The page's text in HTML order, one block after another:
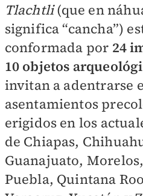
Tlachtli(que en
significa “cancha”)
conformada por 24
10 objetos
invitan a adentrarse
asentamientos
erigidos en los
de Chiapas,
Guanajuato,
Puebla, Quintana